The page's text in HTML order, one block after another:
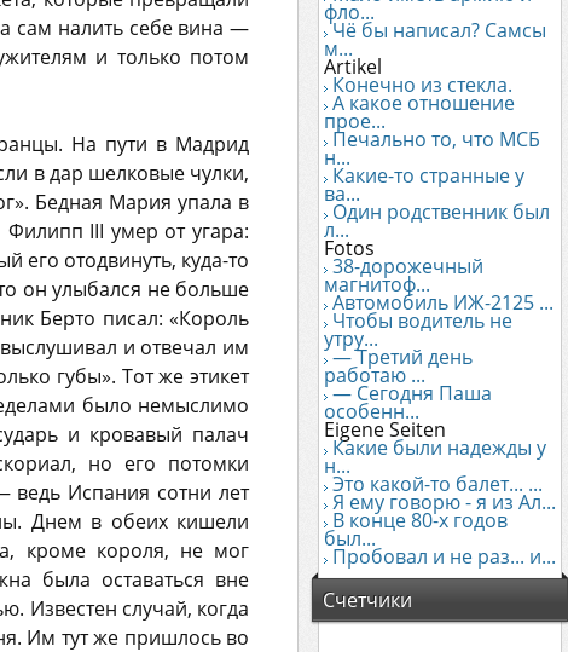
фло...
Чё бы написал? Самсы
м...
Artikel
Конечно из стекла.
А какое отношение
прое...
Печально то, что МСБ
н...
Какие-то странные у
ва...
Один родственник был
л...
Fotos
38-дорожечный
магнитоф...
Автомобиль ИЖ-2125 ...
Чтобы водитель не
утру...
— Третий день
работаю ...
— Сегодня Паша
особенн...
Eigene Seiten
Какие были надежды у
н...
Это какой-то балет... ...
Я ему говорю - я из Ал...
В конце 80-х годов
был...
Пробовал и не раз... и...
Счетчики
сам налить себе вина —
и только потом
На пути в Мадрид
в дар шелковые чулки,
Бедная Мария упала в
III умер от угара:
его отодвинуть, куда-то
он улыбался не больше
Берто писал: «Король
и отвечал им
губы». Тот же этикет
было немыслимо
и кровавый палач
но его потомки
Испания сотни лет
Днем в обеих кишели
кроме короля, не мог
была оставаться вне
Известен случай, когда
Им тут же пришлось во